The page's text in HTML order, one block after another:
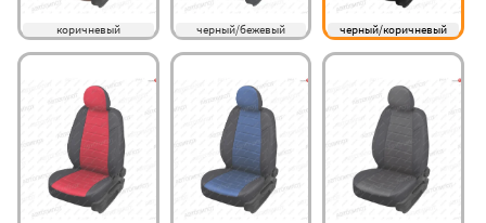
коричневый черный/бежевый черный/коричневый